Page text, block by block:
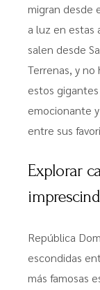
migran desde
a luz en estas
salen desde
Terrenas, y
estos
emocionante
entre sus
Explorar
República
escondidas
más famosas